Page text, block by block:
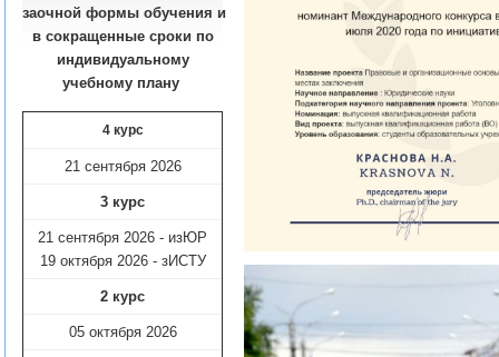
заочной формы обучения и
в сокращенные сроки по
индивидуальному
учебному плану​
4 курс
21 сентября 2026
3 курс
21 сентября 2026 - изЮР
19 октября 2026 - зИСТУ
2 курс
05 октября 2026